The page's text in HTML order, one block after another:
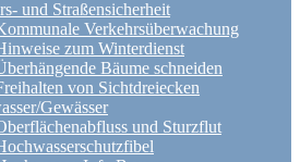
und Straßensicherheit
Verkehrsüberwachung
zum Winterdienst
Bäume schneiden
von Sichtdreiecken
Gewässer
und Sturzflut